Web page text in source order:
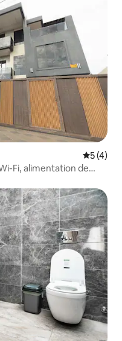
5 (4)
Fi, alimentation de